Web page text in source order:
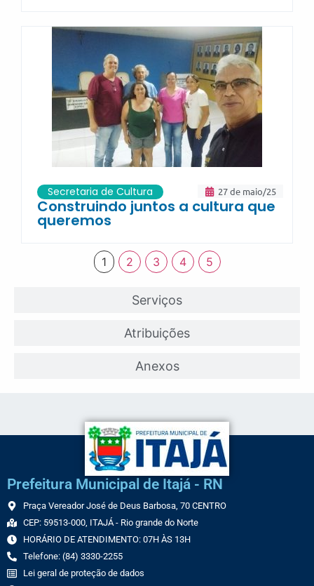
Serviços
Atribuições
Anexos
27 de maio/25
Secretaria de Cultura
Construindo juntos a cultura que
queremos
1 2 3 4 5
Prefeitura Municipal de Itajá - RN
Praça Vereador José de Deus Barbosa, 70 CENTRO
CEP: 59513-000, ITAJÁ - Rio grande do Norte
HORÁRIO DE ATENDIMENTO: 07H ÀS 13H
Telefone: (84) 3330-2255
Lei geral de proteção de dados